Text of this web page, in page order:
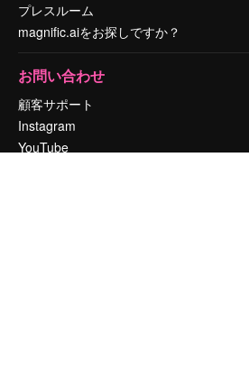
プレスルーム
magnific.aiをお探しですか？
お問い合わせ
顧客サポート
Instagram
YouTube